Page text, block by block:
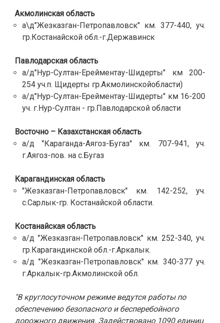
Акмолинская область
а\д"Жезказган-Петропавловск" км. 377-440, уч.
гр.Костанайской обл.-г.Державинск
Павлодарская область
а/д"Нур-Султан-Ерейментау-Шидерты" км 200-
254 уч.п. Щидерты гр.Акмолинскойобласти)
а/д"Нур-Султан-Ерейментау-Шидерты" км 16-200
уч. г.Нур-Султан - гр.Павлодарской области
Восточно – Казахстанская область
а/д "Караганда-Аягоз-Бугаз" км. 707-941, уч.
г.Аягоз-пов. на с.Бугаз
Карагандинская область
"Жезказган-Петропавловск" км. 142-252, уч.
с.Сарлык-гр. Костанайской области.
Костанайская область
а/д "Жезказган-Петропавловск" км. 252-340, уч.
гр.Карагандинской обл.-г.Аркалык.
а/д "Жезказган-Петропавловск" км. 340-377 уч.
г.Аркалык-гр.Акмолинской обл.
"В круглосуточном режиме ведутся работы по
обеспечению безопасного и бесперебойного
дорожного движения. Задействовано 1090 единиц